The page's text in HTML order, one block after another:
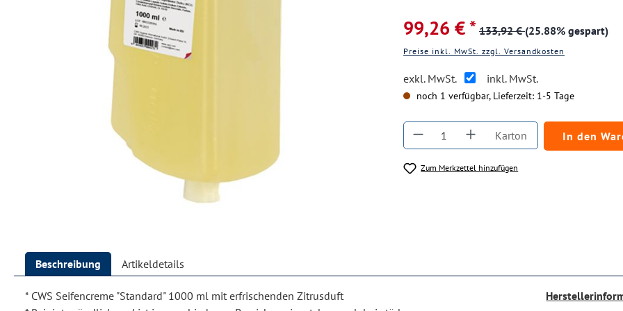
99,26 € * 133,92 €(25.88% gespart)
Preise inkl. MwSt. zzgl. Versandkosten
exkl. MwSt. inkl. MwSt.
noch 1 verfügbar, Lieferzeit: 1-5 Tage
Produkt Anzahl: Gib den
Karton In den
Zum Merkzettel hinzufügen
Beschreibung Artikeldetails
* CWS Seifencreme "Standard" 1000 ml mit erfrischenden Zitrusduft